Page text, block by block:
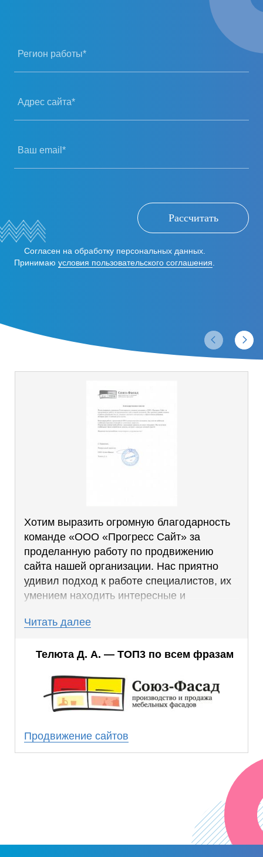
Регион работы*
Адрес сайта*
Ваш email*
Рассчитать
Согласен на обработку персональных данных.
Принимаю условия пользовательского соглашения
Хотим выразить огромную благодарность
команде «ООО «Прогресс Сайт» за
проделанную работу по продвижению
сайта нашей организации. Нас приятно
удивил подход к работе специалистов, их
умением находить интересные и
отличные результаты.
Благодаря работе, проделанной SEO-
стабильно высоких позиций по ключевым
запросам.
Результаты совместной работы превзошли
число клиентов из поиска, которое с
каждым месяцем растет.
Читать далее
Телюта Д. А. — ТОП3 по всем фразам
Продвижение сайтов